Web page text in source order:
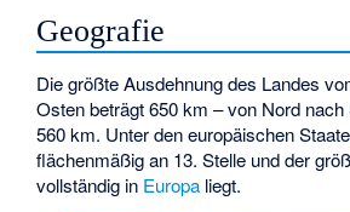
Geografie
Die größte Ausdehnung des Landes
Osten beträgt 650 km – von Nord nach
560 km. Unter den europäischen
flächenmäßig an 13. Stelle und der
vollständig in Europa liegt.